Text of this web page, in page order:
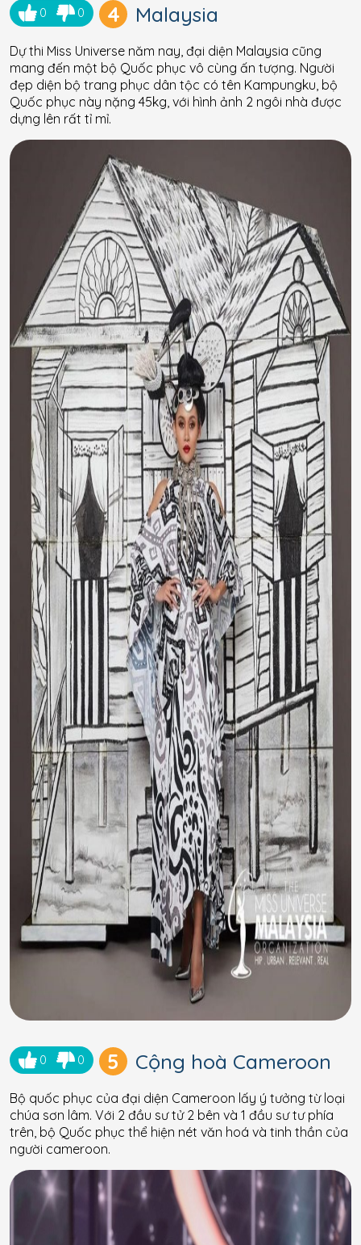
0 0 4 Malaysia
Dự thi Miss Universe năm nay, đại diện Malaysia cũng
mang đến một bộ Quốc phục vô cùng ấn tượng. Người
đẹp diện bộ trang phục dân tộc có tên Kampungku, bộ
Quốc phục này nặng 45kg, với hình ảnh 2 ngôi nhà được
dựng lên rất tỉ mỉ.
0 0 5 Cộng hoà Cameroon
Bộ quốc phục của đại diện Cameroon lấy ý tưởng từ loại
chúa sơn lâm. Với 2 đầu sư tử 2 bên và 1 đầu sư tư phía
trên, bộ Quốc phục thể hiện nét văn hoá và tinh thần của
người cameroon.